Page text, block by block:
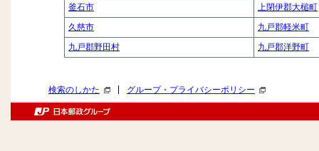
釜石市
上閉伊郡大槌町
久慈市
九戸郡軽米町
九戸郡野田村
九戸郡洋野町
検索のしかた グループ・プライバシーポリシー